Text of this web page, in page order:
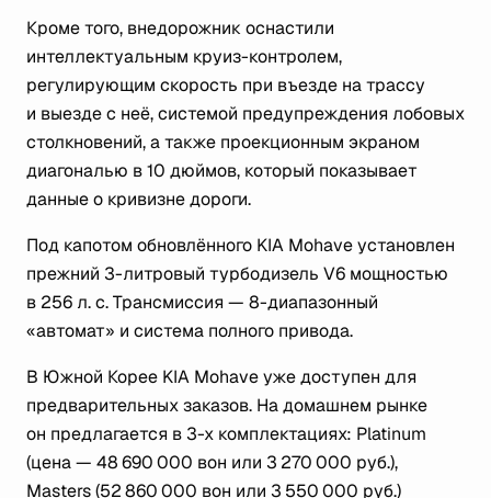
Кроме того, внедорожник оснастили
интеллектуальным круиз-контролем,
регулирующим скорость при въезде на трассу
и выезде с неё, системой предупреждения лобовых
столкновений, а также проекционным экраном
диагональю в 10 дюймов, который показывает
данные о кривизне дороги.
Под капотом обновлённого KIA Mohave установлен
прежний 3-литровый турбодизель V6 мощностью
в 256 л. с. Трансмиссия — 8-диапазонный
«автомат» и система полного привода.
В Южной Корее KIA Mohave уже доступен для
предварительных заказов. На домашнем рынке
он предлагается в 3-х комплектациях: Platinum
(цена — 48 690 000 вон или 3 270 000 руб.),
Masters (52 860 000 вон или 3 550 000 руб.)